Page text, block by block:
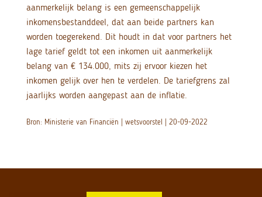
aanmerkelijk belang is een gemeenschappelijk
inkomensbestanddeel, dat aan beide partners kan
worden toegerekend. Dit houdt in dat voor partners het
lage tarief geldt tot een inkomen uit aanmerkelijk
belang van € 134.000, mits zij ervoor kiezen het
inkomen gelijk over hen te verdelen. De tariefgrens zal
jaarlijks worden aangepast aan de inflatie.
Bron: Ministerie van Financiën | wetsvoorstel | 20-09-2022